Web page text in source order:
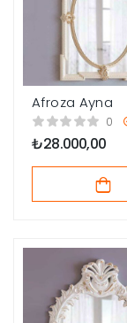
Afroza Ayna
0
₺28.000,00